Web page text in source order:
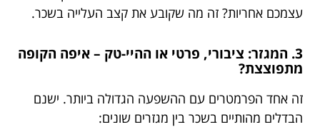
עצמכם אחריות? זה מה שקובע את קצב העלייה בשכר.
3. המגזר: ציבורי, פרטי או ההיי-טק – איפה הקופה
מתפוצצת?
זה אחד הפרמטרים עם ההשפעה הגדולה ביותר. ישנם
הבדלים מהותיים בשכר בין מגזרים שונים: